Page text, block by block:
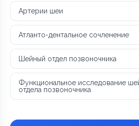
Артерии шеи
Атланто-дентальное сочленение
Шейный отдел позвоночника
Функциональное исследование
отдела позвоночника